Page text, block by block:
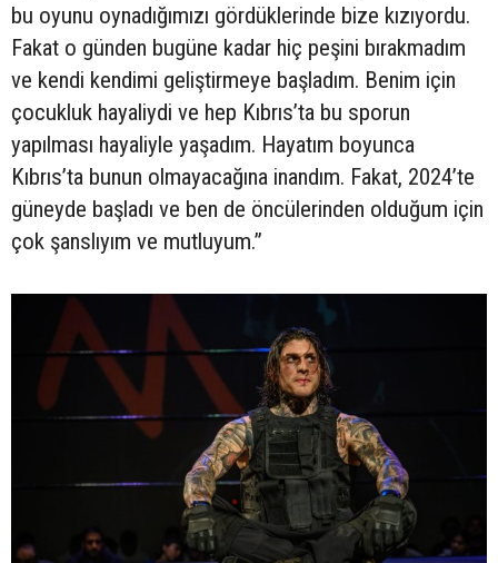
bu oyunu oynadığımızı gördüklerinde bize kızıyordu.
Fakat o günden bugüne kadar hiç peşini bırakmadım
ve kendi kendimi geliştirmeye başladım. Benim için
çocukluk hayaliydi ve hep Kıbrıs’ta bu sporun
yapılması hayaliyle yaşadım. Hayatım boyunca
Kıbrıs’ta bunun olmayacağına inandım. Fakat, 2024’te
güneyde başladı ve ben de öncülerinden olduğum için
çok şanslıyım ve mutluyum.”